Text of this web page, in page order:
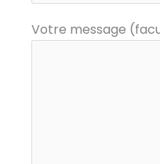
Votre message